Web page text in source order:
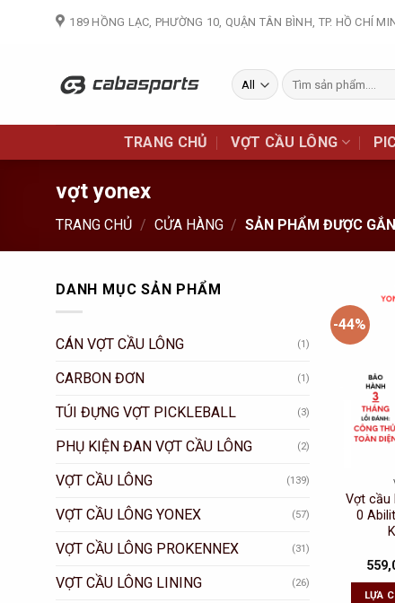
189 HỒNG LẠC, PHƯỜNG 10, QUẬN TÂN BÌNH, TP. HỒ CHÍ
Tìm
kiếm:
TRANG CHỦ VỢT CẦU LÔNG
vợt yonex
TRANG CHỦ / CỬA HÀNG / SẢN PHẨM ĐƯỢC
DANH MỤC SẢN PHẨM
CÁN VỢT CẦU LÔNG (1)
CARBON ĐƠN (1)
TÚI ĐỰNG VỢT PICKLEBALL (3)
PHỤ KIỆN ĐAN VỢT CẦU LÔNG (2)
VỢT CẦU LÔNG (139)
VỢT CẦU LÔNG YONEX (57)
VỢT CẦU LÔNG PROKENNEX (31)
VỢT CẦU LÔNG LINING (26)
-44%
Vợt cầu
0
LỰA